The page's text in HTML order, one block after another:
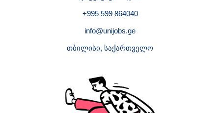
+995 599 864040
info@unijobs.ge
თბილისი, საქართველო